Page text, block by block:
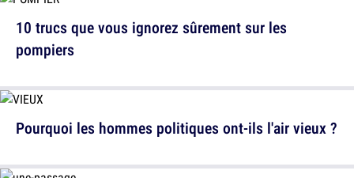
10 trucs que vous ignorez sûrement sur les
pompiers
Pourquoi les hommes politiques ont-ils l'air vieux ?